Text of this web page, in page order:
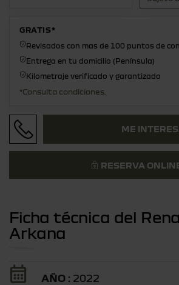
GRATIS*
Revisados con mas de 100 puntos de
Entrega en tu domicilio (Península)
Kilometraje verificado y garantizado
*Consulta condiciones.
ME
RESERVA
Ficha técnica del
Arkana
AÑO : 2022